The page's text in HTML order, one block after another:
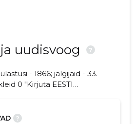
uudisvoog ?
- 1866; jälgijaid - 33.
EESTI
?